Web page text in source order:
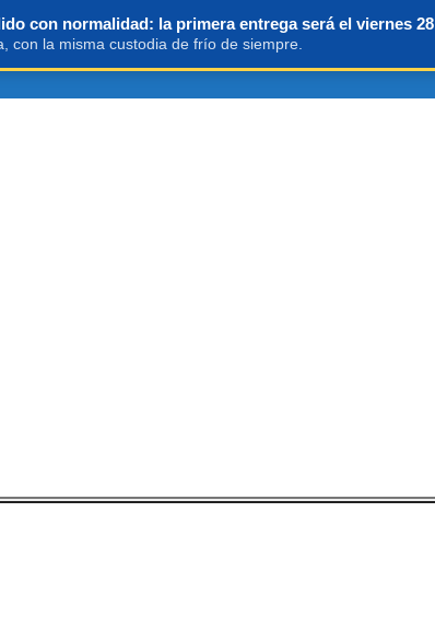
con normalidad: la primera entrega será el viernes
con la misma custodia de frío de siempre.